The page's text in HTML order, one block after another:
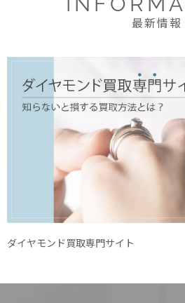
最新情報
ダイヤモンド買取専門サイト